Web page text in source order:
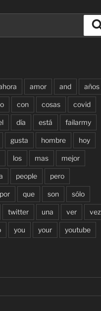
amor and años
con cosas covid
día está failarmy
gusta hombre hoy
los mas mejor
people pero
que son sólo
twitter una ver vez
you your youtube